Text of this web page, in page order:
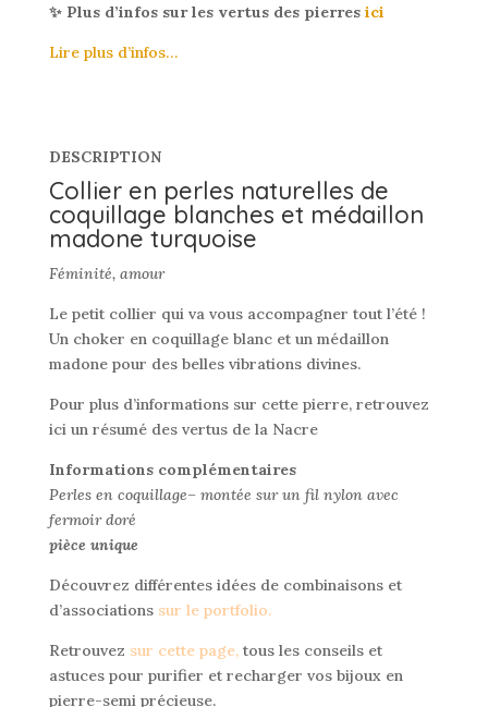
✨ Plus d’infos sur les vertus des pierresici
Lire plus d’infos…
DESCRIPTION
Collier en perles naturelles de
coquillage blanches et médaillon
madone turquoise
Féminité, amour
Le petit collier qui va vous accompagner tout l’été !
Un choker en coquillage blanc et un médaillon
madone pour des belles vibrations divines.
Pour plus d’informations sur cette pierre, retrouvez
ici un résumé des vertus de la Nacre
Informations complémentaires
Perles en coquillage– montée sur un fil nylon avec
fermoir doré
pièce unique
Découvrez différentes idées de combinaisons et
d’associations sur le portfolio.
Retrouvez sur cette page,tous les conseils et
astuces pour purifier et recharger vos bijoux en
pierre-semi précieuse.